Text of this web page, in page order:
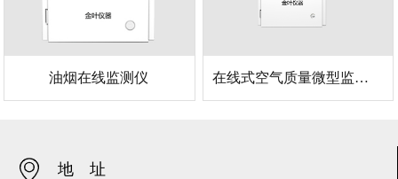
油烟在线监测仪 在线式空气质量微型监测站
地 址